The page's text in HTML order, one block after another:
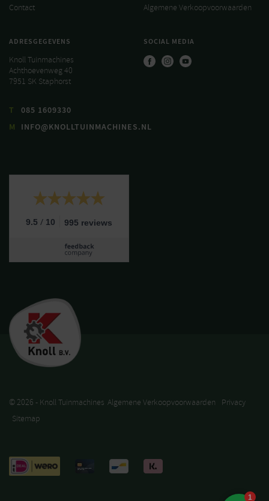
Contact
Algemene Verkoopvoorwaarden
ADRESGEGEVENS
Knoll Tuinmachines
Achthoevenweg 40
7951 SK Staphorst
T
085 1609330
M
INFO@KNOLLTUINMACHINES.NL
SOCIAL MEDIA
9.5 / 10 995 reviews
© 2026 - Knoll Tuinmachines Algemene Verkoopvoorwaarden
Privacy
Sitemap